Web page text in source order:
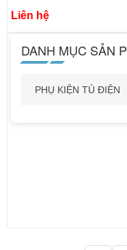
Liên hệ
DANH MỤC SẢN
PHỤ KIỆN TỦ ĐIỆN